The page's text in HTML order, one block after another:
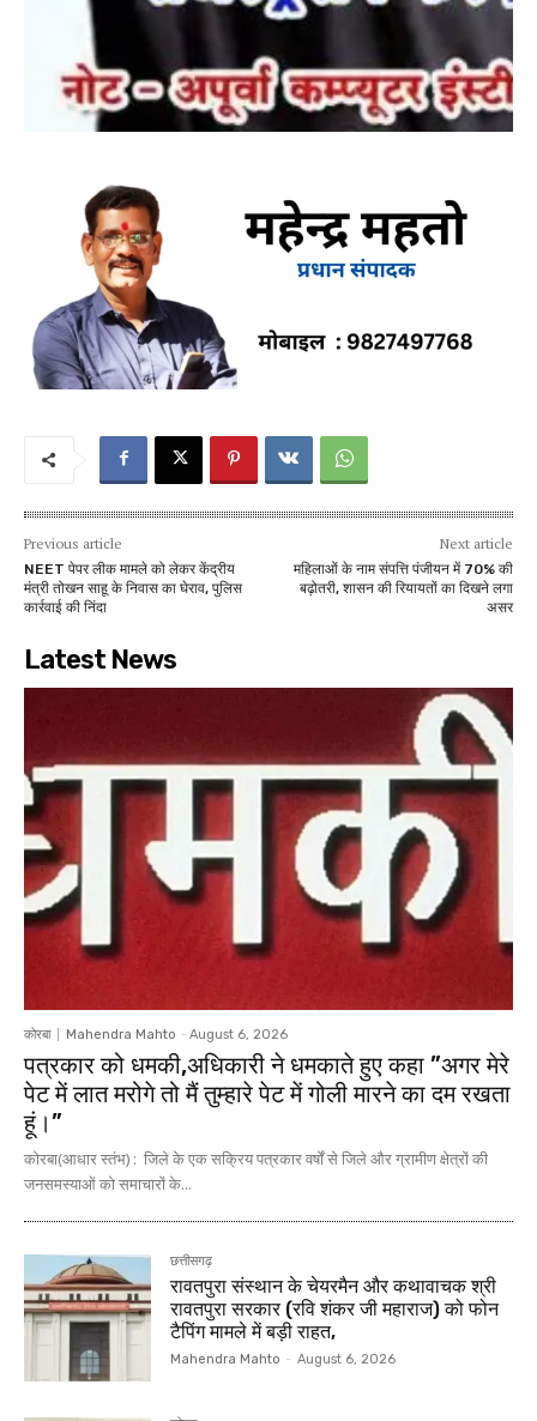
Previous article
NEET पेपर लीक मामले को लेकर केंद्रीय
मंत्री तोखन साहू के निवास का घेराव, पुलिस
कार्रवाई की निंदा
Next article
महिलाओं के नाम संपत्ति पंजीयन में 70% की
बढ़ोतरी, शासन की रियायतों का दिखने लगा
असर
Latest News
कोरबा Mahendra Mahto - August 6, 2026
पत्रकार को धमकी,अधिकारी ने धमकाते हुए कहा ”अगर मेरे
पेट में लात मरोगे तो मैं तुम्हारे पेट में गोली मारने का दम रखता
हूं।”
कोरबा(आधार स्तंभ) : जिले के एक सक्रिय पत्रकार वर्षों से जिले और ग्रामीण क्षेत्रों की
जनसमस्याओं को समाचारों के...
छत्तीसगढ़
रावतपुरा संस्थान के चेयरमैन और कथावाचक श्री
रावतपुरा सरकार (रवि शंकर जी महाराज) को फोन
टैपिंग मामले में बड़ी राहत,
Mahendra Mahto - August 6, 2026